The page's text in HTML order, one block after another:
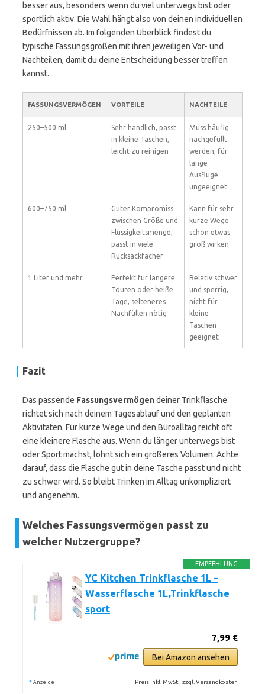
besser aus, besonders wenn du viel unterwegs bist oder
sportlich aktiv. Die Wahl hängt also von deinen individuellen
Bedürfnissen ab. Im folgenden Überblick findest du
typische Fassungsgrößen mit ihren jeweiligen Vor- und
Nachteilen, damit du deine Entscheidung besser treffen
kannst.
FASSUNGSVERMÖGEN VORTEILE NACHTEILE
250–500 ml
Sehr handlich, passt
in kleine Taschen,
leicht zu reinigen
Muss häufig
nachgefüllt
werden, für
lange
Ausflüge
ungeeignet
600–750 ml
Guter Kompromiss
zwischen Größe und
Flüssigkeitsmenge,
passt in viele
Rucksackfächer
Kann für sehr
kurze Wege
schon etwas
groß wirken
1 Liter und mehr
Perfekt für längere
Touren oder heiße
Tage, selteneres
Nachfüllen nötig
Relativ schwer
und sperrig,
nicht für
kleine
Taschen
geeignet
Fazit
Das passende Fassungsvermögendeiner Trinkflasche
richtet sich nach deinem Tagesablauf und den geplanten
Aktivitäten. Für kurze Wege und den Büroalltag reicht oft
eine kleinere Flasche aus. Wenn du länger unterwegs bist
oder Sport machst, lohnt sich ein größeres Volumen. Achte
darauf, dass die Flasche gut in deine Tasche passt und nicht
zu schwer wird. So bleibt Trinken im Alltag unkompliziert
und angenehm.
Welches Fassungsvermögen passt zu
welcher Nutzergruppe?
EMPFEHLUNG
YC Kitchen Trinkflasche 1L –
Wasserflasche 1L,Trinkflasche
sport
7,99 €
Bei Amazon ansehen
* Anzeige Preis inkl. MwSt., zzgl. Versandkosten